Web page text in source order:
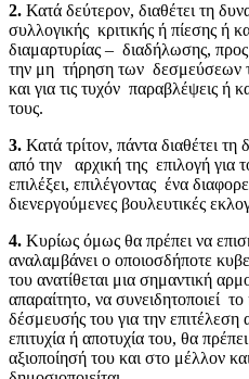
2. Κατά δεύτερον, διαθέτει τη
συλλογικής κριτικής ή πίεσης ή
διαμαρτυρίας – διαδήλωσης, προς
την μη τήρηση των δεσμεύσεων
και για τις τυχόν παραβλέψεις ή
τους.
3. Κατά τρίτον, πάντα διαθέτει τη
από την αρχική της επιλογή για
επιλέξει, επιλέγοντας ένα
διενεργούμενες βουλευτικές
4. Κυρίως όμως θα πρέπει να
αναλαμβάνει ο οποιοσδήποτε
του ανατίθεται μια σημαντική
απαραίτητο, να συνειδητοποιεί
δέσμευσής του για την επιτέλεση
επιτυχία ή αποτυχία του, θα
αξιοποίησή του και στο μέλλον